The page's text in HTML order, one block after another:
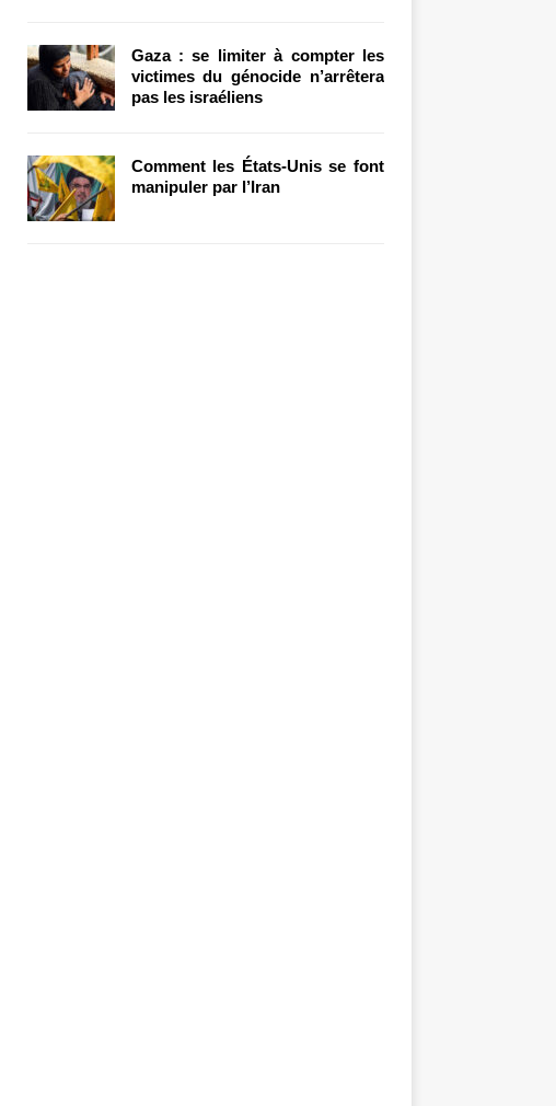
Gaza : se limiter à compter les
victimes du génocide n’arrêtera
pas les israéliens
Comment les États-Unis se font
manipuler par l’Iran